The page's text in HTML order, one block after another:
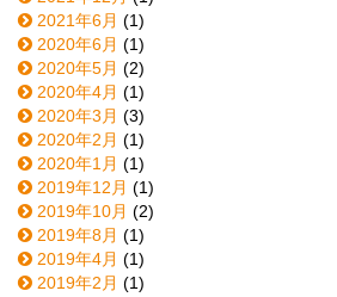
2021年6月 (1)
2020年6月 (1)
2020年5月 (2)
2020年4月 (1)
2020年3月 (3)
2020年2月 (1)
2020年1月 (1)
2019年12月 (1)
2019年10月 (2)
2019年8月 (1)
2019年4月 (1)
2019年2月 (1)